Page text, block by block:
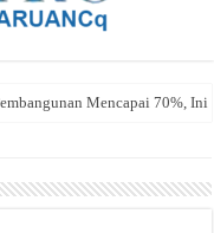
Kompetensi